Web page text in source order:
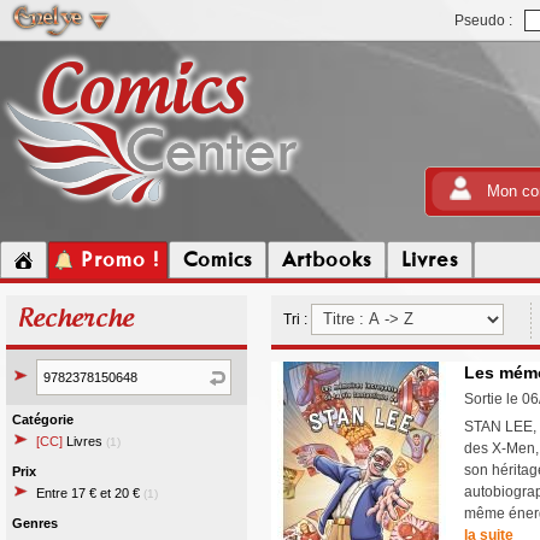
Pseudo :
Mon
Promo ! Comics Artbooks Livres
Recherche
Catégorie
[CC] Livres (1)
Prix
Entre 17 € et 20 € (1)
Genres
Tri :
Les
Sortie le
STAN
des X-
son
même
la suite